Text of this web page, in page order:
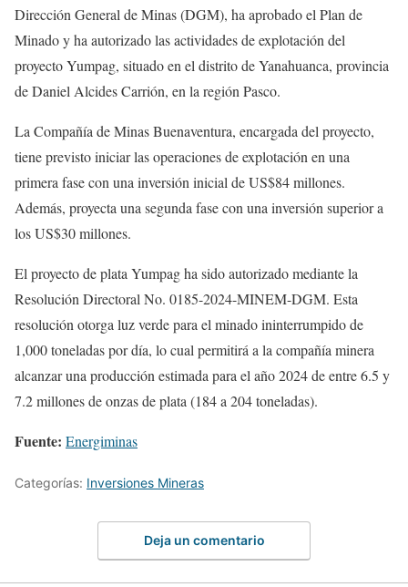
Dirección General de Minas (DGM), ha aprobado el Plan de
Minado y ha autorizado las actividades de explotación del
proyecto Yumpag, situado en el distrito de Yanahuanca, provincia
de Daniel Alcides Carrión, en la región Pasco.
La Compañía de Minas Buenaventura, encargada del proyecto,
tiene previsto iniciar las operaciones de explotación en una
primera fase con una inversión inicial de US$84 millones.
Además, proyecta una segunda fase con una inversión superior a
los US$30 millones.
El proyecto de plata Yumpag ha sido autorizado mediante la
Resolución Directoral No. 0185-2024-MINEM-DGM. Esta
resolución otorga luz verde para el minado ininterrumpido de
1,000 toneladas por día, lo cual permitirá a la compañía minera
alcanzar una producción estimada para el año 2024 de entre 6.5 y
7.2 millones de onzas de plata (184 a 204 toneladas).
Fuente: Energiminas
Categorías: Inversiones Mineras
Deja un comentario